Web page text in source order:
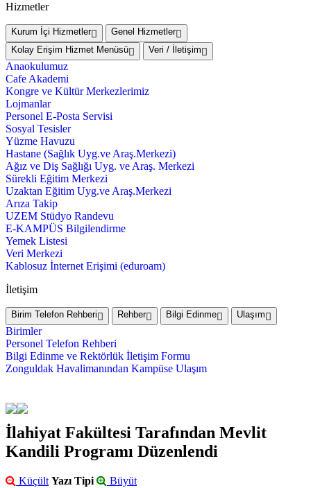
Hizmetler
Kurum İçi Hizmetler
Genel Hizmetler
Kolay Erişim Hizmet Menüsü
Veri / İletişim
Anaokulumuz
Cafe Akademi
Kongre ve Kültür Merkezlerimiz
Lojmanlar
Personel E-Posta Servisi
Sosyal Tesisler
Yüzme Havuzu
Hastane (Sağlık Uyg.ve Araş.Merkezi)
Ağız ve Diş Sağlığı Uyg. ve Araş. Merkezi
Sürekli Eğitim Merkezi
Uzaktan Eğitim Uyg.ve Araş.Merkezi
Arıza Takip
UZEM Stüdyo Randevu
E-KAMPÜS Bilgilendirme
Yemek Listesi
Veri Merkezi
Kablosuz İnternet Erişimi (eduroam)
İletişim
Birim Telefon Rehberi Rehber Bilgi Edinme Ulaşım
Birimler
Personel Telefon Rehberi
Bilgi Edinme ve Rektörlük İletişim Formu
Zonguldak Havalimanından Kampüse Ulaşım
İlahiyat Fakültesi Tarafından Mevlit
Kandili Programı Düzenlendi
Küçült Yazı Tipi Büyüt